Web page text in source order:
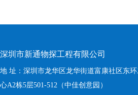
深圳市新通物探工程有限公司
地 址：深圳市龙华区龙华街道富康社区东
心A2栋5层501-512（中佳创意园）